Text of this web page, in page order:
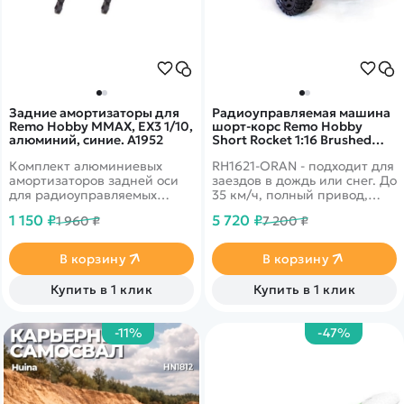
Радиоуправляемая машина
шорт-корс Remo Hobby
Short Rocket 1:16 Brushed
RH1621-ORAN - подходит для
заездов в дождь или снег. До
35 км/ч, полный привод,
5 720 ₽7 200 ₽
В корзину
Купить в 1 клик
Задние амортизаторы для
Remo Hobby MMAX, EX3 1/10,
алюминий, синие. A1952
Комплект алюминиевых
амортизаторов задней оси
для радиоуправляемых
EX3 масштаба 1/10
1 150 ₽1 960 ₽
В корзину
Купить в 1 клик
-11% -47%